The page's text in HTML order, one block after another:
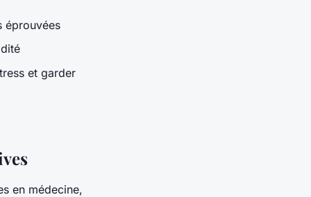
éprouvées
et garder
en médecine,